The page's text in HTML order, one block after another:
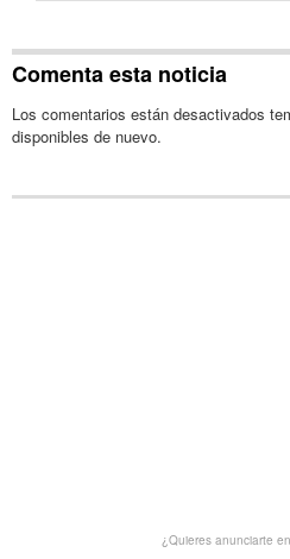
Comenta esta noticia
Los comentarios están desactivados
disponibles de nuevo.
¿Quieres anunciarte